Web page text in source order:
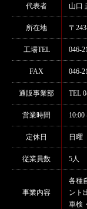
代表者 山口
所在地 〒
工場TEL 046-
FAX 046-
通販事業部 TEL
営業時間 10:00
定休日 日曜
従業員数 5人
事業内容
各種
ント
車検